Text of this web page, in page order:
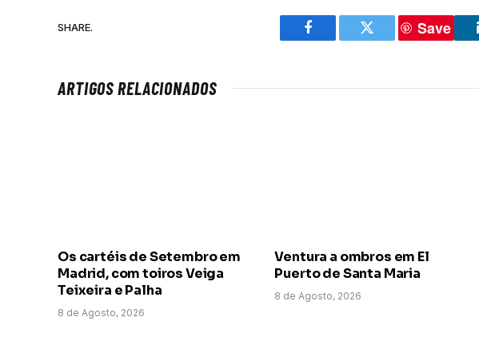
SHARE.
Facebook Twitter
Save
ARTIGOS RELACIONADOS
Os cartéis de Setembro em
Madrid, com toiros Veiga
Teixeira e Palha
8 de Agosto, 2026
Ventura a ombros em El
Puerto de Santa Maria
8 de Agosto, 2026